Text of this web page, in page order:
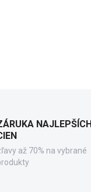
NAJLEPŠÍCH
až 70% na vybrané